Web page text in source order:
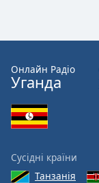
Онлайн Радіо
Уганда
Сусідні країни
Танзанія